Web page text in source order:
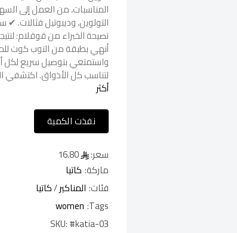
المناسبات، من العمل إلى
التولوين، وديبوتيل فثالات.
نصيحة الخبراء من قوقلام:
أنهي بطبقة من التوب كوت
واستمتعي بتوصيل سريع لكل
لتناسب كل الأذواق. اكتشفي
أكثر
نفذت الكمية
سعر:
ماركة: كاتيا
فئات: المناكير/كاتيا
Tags:
women
SKU:#katia-03